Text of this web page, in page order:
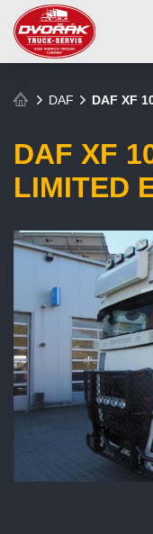
DAF DAF XF
DAF XF
LIMITED